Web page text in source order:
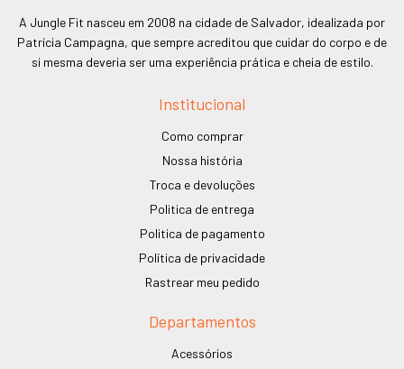
A Jungle Fit nasceu em 2008 na cidade de Salvador, idealizada por
Patrícia Campagna, que sempre acreditou que cuidar do corpo e de
si mesma deveria ser uma experiência prática e cheia de estilo.
Institucional
Como comprar
Nossa história
Troca e devoluções
Politica de entrega
Politica de pagamento
Política de privacidade
Rastrear meu pedido
Departamentos
Acessórios